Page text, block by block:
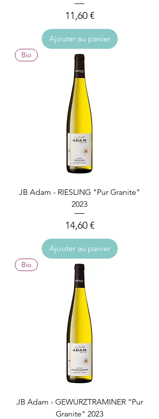
Prix
11,60 €
Ajouter au panier
Bio
JB Adam - RIESLING "Pur Granite"
2023
Prix
14,60 €
Ajouter au panier
Bio
JB Adam - GEWURZTRAMINER "Pur
Granite" 2023